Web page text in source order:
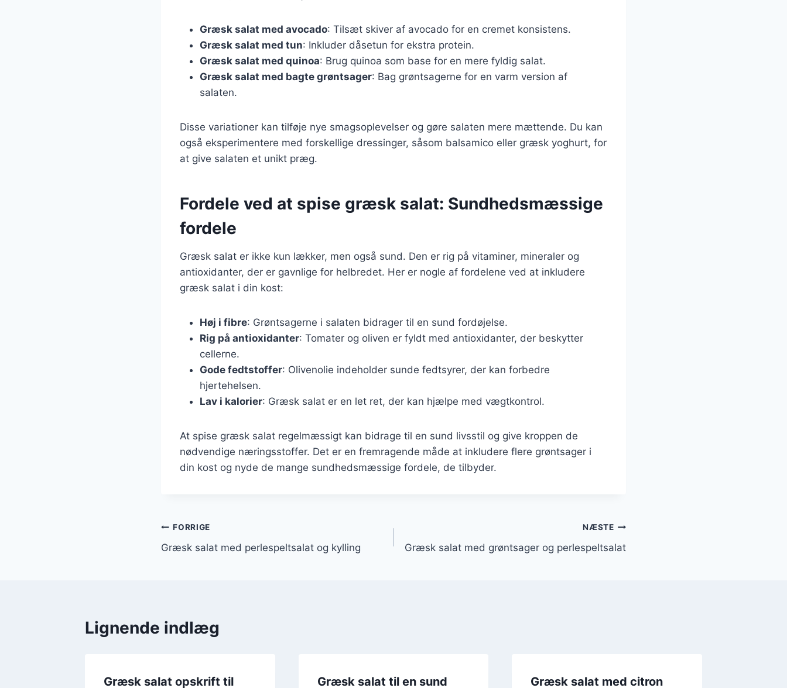
Græsk salat med avocado: Tilsæt skiver af avocado for en cremet konsistens.
Græsk salat med tun: Inkluder dåsetun for ekstra protein.
Græsk salat med quinoa: Brug quinoa som base for en mere fyldig salat.
Græsk salat med bagte grøntsager: Bag grøntsagerne for en varm version af
salaten.
Disse variationer kan tilføje nye smagsoplevelser og gøre salaten mere mættende. Du kan
også eksperimentere med forskellige dressinger, såsom balsamico eller græsk yoghurt, for
at give salaten et unikt præg.
Fordele ved at spise græsk salat: Sundhedsmæssige
fordele
Græsk salat er ikke kun lækker, men også sund. Den er rig på vitaminer, mineraler og
antioxidanter, der er gavnlige for helbredet. Her er nogle af fordelene ved at inkludere
græsk salat i din kost:
Høj i fibre: Grøntsagerne i salaten bidrager til en sund fordøjelse.
Rig på antioxidanter: Tomater og oliven er fyldt med antioxidanter, der beskytter
cellerne.
Gode fedtstoffer: Olivenolie indeholder sunde fedtsyrer, der kan forbedre
hjertehelsen.
Lav i kalorier: Græsk salat er en let ret, der kan hjælpe med vægtkontrol.
At spise græsk salat regelmæssigt kan bidrage til en sund livsstil og give kroppen de
nødvendige næringsstoffer. Det er en fremragende måde at inkludere flere grøntsager i
din kost og nyde de mange sundhedsmæssige fordele, de tilbyder.
Indlægsnavigation
FORRIGE
Græsk salat med perlespeltsalat og kylling
NÆSTE
Græsk salat med grøntsager og perlespeltsalat
Lignende indlæg
Græsk salat opskrift til Græsk salat til en sund Græsk salat med citron